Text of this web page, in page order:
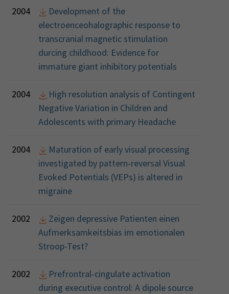
2004
Development of the
electroenceohalographic response to
transcranial magnetic stimulation
durcing childhood: Evidence for
immature giant inhibitory potentials
2004
High resolution analysis of Contingent
Negative Variation in Children and
Adolescents with primary Headache
2004
Maturation of early visual processing
investigated by pattern-reversal Visual
Evoked Potentials (VEPs) is altered in
migraine
2002
Zeigen depressive Patienten einen
Aufmerksamkeitsbias im emotionalen
Stroop-Test?
2002
Prefrontral-cingulate activation
during executive control: A dipole source